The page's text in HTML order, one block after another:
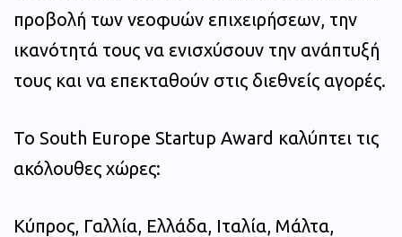
προβολή των νεοφυών επιχειρήσεων, την
ικανότητά τους να ενισχύσουν την ανάπτυξή
τους και να επεκταθούν στις διεθνείς αγορές.
Το South Europe Startup Award καλύπτει τις
ακόλουθες χώρες:
Κύπρος, Γαλλία, Ελλάδα, Ιταλία, Μάλτα,